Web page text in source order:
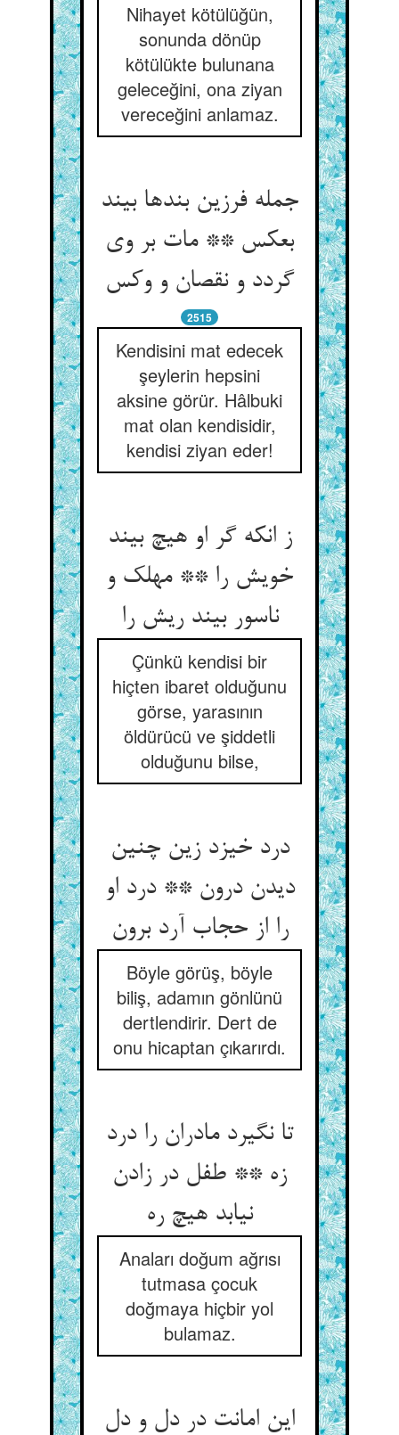
Nihayet kötülüğün,
sonunda dönüp
kötülükte bulunana
geleceğini, ona ziyan
vereceğini anlamaz.
جمله فرزین بندها بیند
بعکس ** مات بر وی
گردد و نقصان و وکس‏
2515
Kendisini mat edecek
şeylerin hepsini
aksine görür. Hâlbuki
mat olan kendisidir,
kendisi ziyan eder!
ز انکه گر او هیچ بیند
خویش را ** مهلک و
ناسور بیند ریش را
Çünkü kendisi bir
hiçten ibaret olduğunu
görse, yarasının
öldürücü ve şiddetli
olduğunu bilse,
درد خیزد زین چنین
دیدن درون ** درد او
را از حجاب آرد برون‏
Böyle görüş, böyle
biliş, adamın gönlünü
dertlendirir. Dert de
onu hicaptan çıkarırdı.
تا نگیرد مادران را درد
زه ** طفل در زادن
نیابد هیچ ره‏
Anaları doğum ağrısı
tutmasa çocuk
doğmaya hiçbir yol
bulamaz.
این امانت در دل و دل